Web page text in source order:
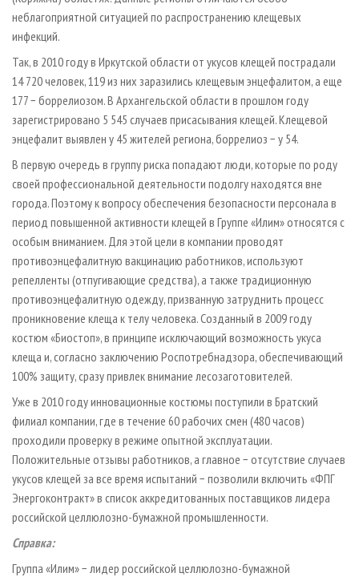
ИНСТРУМЕНТ И МАТЕРИАЛЫ
БИБЛИОТЕКА СПЕЦИАЛИСТА
неблагоприятной ситуацией по распространению клещевых
инфекций.
Так, в 2010 году в Иркутской области от укусов клещей пострадали
14 720 человек, 119 из них заразились клещевым энцефалитом, а еще
177 − боррелиозом. В Архангельской области в прошлом году
зарегистрировано 5 545 случаев присасывания клещей. Клещевой
энцефалит выявлен у 45 жителей региона, боррелиоз − у 54.
В первую очередь в группу риска попадают люди, которые по роду
своей профессиональной деятельности подолгу находятся вне
города. Поэтому к вопросу обеспечения безопасности персонала в
период повышенной активности клещей в Группе «Илим» относятся с
особым вниманием. Для этой цели в компании проводят
противоэнцефалитную вакцинацию работников, используют
репелленты (отпугивающие средства), а также традиционную
противоэнцефалитную одежду, призванную затруднить процесс
проникновение клеща к телу человека. Созданный в 2009 году
костюм «Биостоп», в принципе исключающий возможность укуса
клеща и, согласно заключению Роспотребнадзора, обеспечивающий
100% защиту, сразу привлек внимание лесозаготовителей.
Уже в 2010 году инновационные костюмы поступили в Братский
филиал компании, где в течение 60 рабочих смен (480 часов)
проходили проверку в режиме опытной эксплуатации.
Положительные отзывы работников, а главное − отсутствие случаев
укусов клещей за все время испытаний − позволили включить «ФПГ
Энергоконтракт» в список аккредитованных поставщиков лидера
российской целлюлозно-бумажной промышленности.
Справка:
Группа «Илим» − лидер российской целлюлозно-бумажной